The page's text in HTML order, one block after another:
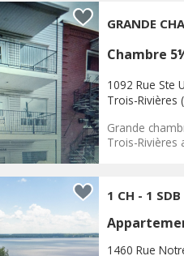
GRANDE
Chambre
1092 Rue Ste
Trois-Rivières
Grande
Trois-Rivières
1 CH - 1
1460 Rue